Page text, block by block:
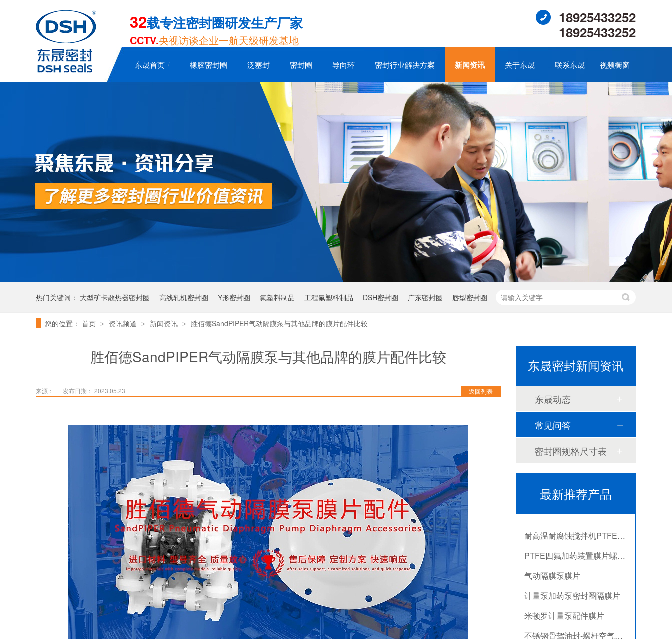
32载专注密封圈研发生产厂家
CCTV.央视访谈企业一航天级研发基地
18925433252
18925433252
东晟首页 橡胶密封圈 泛塞封 密封圈 导向环 密封行业解决方案 新闻资讯 关于东晟 联系东晟 视频橱窗
热门关键词： 大型矿卡散热器密封圈 高线轧机密封圈 Y形密封圈 氟塑料制品 工程氟塑料制品 DSH密封圈 广东密封圈 唇型密封圈
唇形密封圈 泛塞密封圈
您的位置： 首页 > 资讯频道 > 新闻资讯 > 胜佰德SandPIPER气动隔膜泵与其他品牌的膜片配件比较
胜佰德SandPIPER气动隔膜泵与其他品牌的膜片配件比较
返回列表
来源： 发布日期： 2023.05.23
东晟密封新闻资讯
东晟动态
常见问答
密封圈规格尺寸表
最新推荐产品
组合双唇骨架油封密封圈
PTFE四氟加药装置膜片螺帽膜片
气动隔膜泵膜片
计量泵加药泵密封圈隔膜片
米顿罗计量泵配件膜片